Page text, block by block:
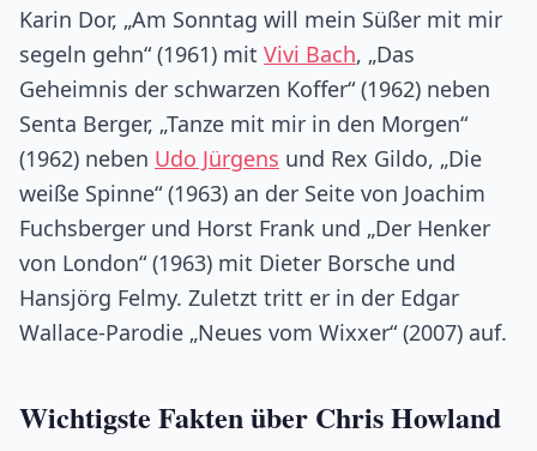
Karin Dor, „Am Sonntag will mein Süßer mit mir
segeln gehn“ (1961) mit Vivi Bach, „Das
Geheimnis der schwarzen Koffer“ (1962) neben
Senta Berger, „Tanze mit mir in den Morgen“
(1962) neben Udo Jürgens und Rex Gildo, „Die
weiße Spinne“ (1963) an der Seite von Joachim
Fuchsberger und Horst Frank und „Der Henker
von London“ (1963) mit Dieter Borsche und
Hansjörg Felmy. Zuletzt tritt er in der Edgar
Wallace-Parodie „Neues vom Wixxer“ (2007) auf.
Wichtigste Fakten über Chris Howland